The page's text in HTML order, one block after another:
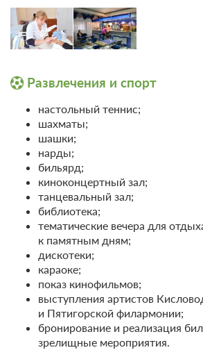
Развлечения и спорт
настольный теннис;
шахматы;
шашки;
нарды;
бильярд;
киноконцертный зал;
танцевальный зал;
библиотека;
тематические вечера для
к памятным дням;
дискотеки;
караоке;
показ кинофильмов;
выступления артистов
и Пятигорской филармонии;
бронирование и реализация
зрелищные мероприятия.